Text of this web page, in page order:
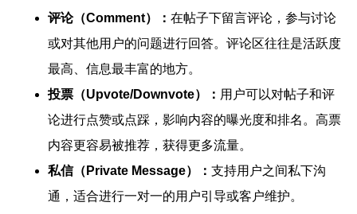
评论（Comment）： 在帖子下留言评论，参与讨论
或对其他用户的问题进行回答。评论区往往是活跃度
最高、信息最丰富的地方。
投票（Upvote/Downvote）： 用户可以对帖子和评
论进行点赞或点踩，影响内容的曝光度和排名。高票
内容更容易被推荐，获得更多流量。
私信（Private Message）： 支持用户之间私下沟
通，适合进行一对一的用户引导或客户维护。